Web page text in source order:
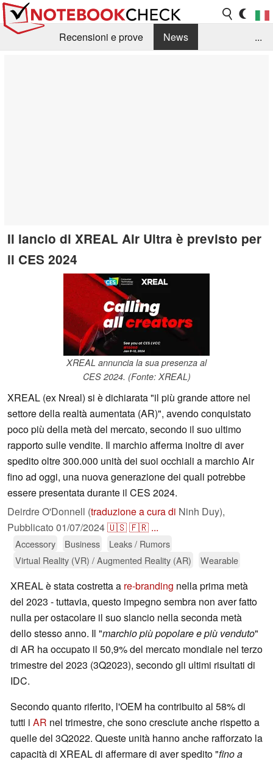
Recensioni e prove
News
...
Il lancio di XREAL Air Ultra è previsto per
il CES 2024
XREAL annuncia la sua presenza al
CES 2024. (Fonte: XREAL)
XREAL (ex Nreal) si è dichiarata "il più grande attore nel
settore della realtà aumentata (AR)", avendo conquistato
poco più della metà del mercato, secondo il suo ultimo
rapporto sulle vendite. Il marchio afferma inoltre di aver
spedito oltre 300.000 unità dei suoi occhiali a marchio Air
fino ad oggi, una nuova generazione dei quali potrebbe
essere presentata durante il CES 2024.
Deirdre O'Donnell (traduzione a cura di Ninh Duy),
Pubblicato 01/07/2024🇺🇸🇫🇷 ...
Accessory Business
Leaks / Rumors
Virtual Reality (VR) / Augmented Reality (AR)
Wearable
XREAL è stata costretta a re-branding nella prima metà
del 2023 - tuttavia, questo impegno sembra non aver fatto
nulla per ostacolare il suo slancio nella seconda metà
dello stesso anno. Il "marchio più popolare e più venduto"
di AR ha occupato il 50,9% del mercato mondiale nel terzo
trimestre del 2023 (3Q2023), secondo gli ultimi risultati di
IDC.
Secondo quanto riferito, l'OEM ha contribuito al 58% di
tutti i AR nel trimestre, che sono cresciute anche rispetto a
quelle del 3Q2022. Queste unità hanno anche rafforzato la
capacità di XREAL di affermare di aver spedito "fino a